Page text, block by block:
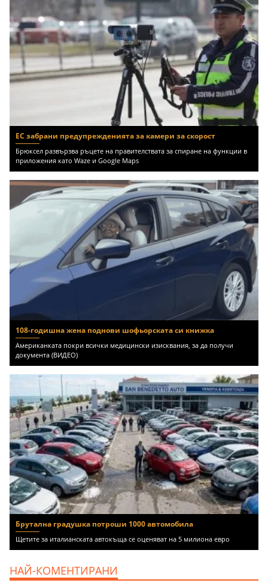
ЕС забрани предупрежденията за камери за скорост
Брюксел развързва ръцете на правителствата за спиране на функции в
приложения като Waze и Google Maps
108-годишна жена поднови шофьорската си книжка
Американката покри всички медицински изисквания, за да получи
документа (ВИДЕО)
Брутална градушка потроши 1000 автомобила
Щетите за италианската автокъща се оценяват на 5 милиона евро
НАЙ-КОМЕНТИРАНИ